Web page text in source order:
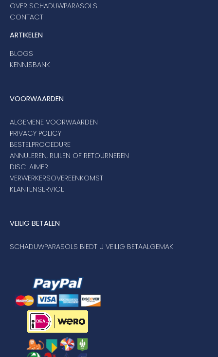
OVER SCHADUWPARASOLS
CONTACT
ARTIKELEN
BLOGS
KENNISBANK
VOORWAARDEN
ALGEMENE VOORWAARDEN
PRIVACY POLICY
BESTELPROCEDURE
ANNULEREN, RUILEN OF RETOURNEREN
DISCLAIMER
VERWERKERSOVEREENKOMST
KLANTENSERVICE
VEILIG BETALEN
SCHADUWPARASOLS BIEDT U VEILIG BETAALGEMAK